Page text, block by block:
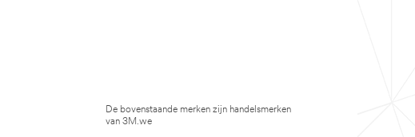
De bovenstaande merken zijn handelsmerken
van 3M.we